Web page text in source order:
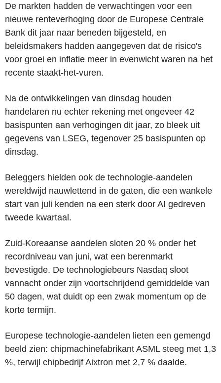
De markten hadden de verwachtingen voor een
nieuwe renteverhoging door de Europese Centrale
Bank dit jaar naar beneden bijgesteld, en
beleidsmakers hadden aangegeven dat de risico's
voor groei en inflatie meer in evenwicht waren na het
recente staakt-het-vuren.
Na de ontwikkelingen van dinsdag houden
handelaren nu echter rekening met ongeveer 42
basispunten aan verhogingen dit jaar, zo bleek uit
gegevens van LSEG, tegenover 25 basispunten op
dinsdag.
Beleggers hielden ook de technologie-aandelen
wereldwijd nauwlettend in de gaten, die een wankele
start van juli kenden na een sterk door AI gedreven
tweede kwartaal.
Zuid-Koreaanse aandelen sloten 20 % onder het
recordniveau van juni, wat een berenmarkt
bevestigde. De technologiebeurs Nasdaq sloot
vannacht onder zijn voortschrijdend gemiddelde van
50 dagen, wat duidt op een zwak momentum op de
korte termijn.
Europese technologie-aandelen lieten een gemengd
beeld zien: chipmachinefabrikant ASML steeg met 1,3
%, terwijl chipbedrijf Aixtron met 2,7 % daalde.